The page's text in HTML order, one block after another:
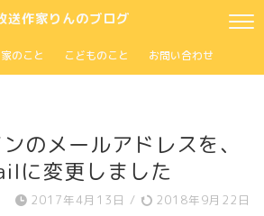
送作家りんのブログ
家のこと こどものこと お問い合わせ
のメールアドレスを、
に変更しました
2017年4月13日 / 2018年9月22日